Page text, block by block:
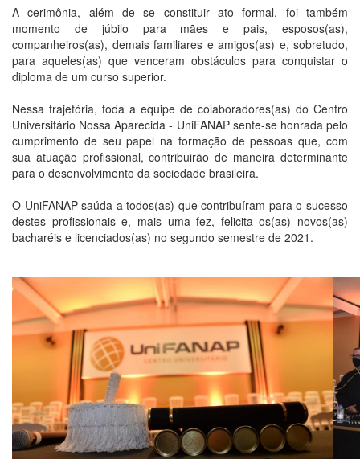
A cerimônia, além de se constituir ato formal, foi também
momento de júbilo para mães e pais, esposos(as),
companheiros(as), demais familiares e amigos(as) e, sobretudo,
para aqueles(as) que venceram obstáculos para conquistar o
diploma de um curso superior.
Nessa trajetória, toda a equipe de colaboradores(as) do Centro
Universitário Nossa Aparecida - UniFANAP sente-se honrada pelo
cumprimento de seu papel na formação de pessoas que, com
sua atuação profissional, contribuirão de maneira determinante
para o desenvolvimento da sociedade brasileira.
O UniFANAP saúda a todos(as) que contribuíram para o sucesso
destes profissionais e, mais uma fez, felicita os(as) novos(as)
bacharéis e licenciados(as) no segundo semestre de 2021.